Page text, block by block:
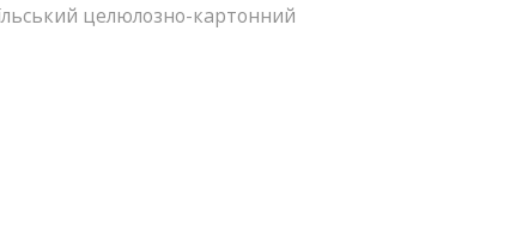
целюлозно-картонний